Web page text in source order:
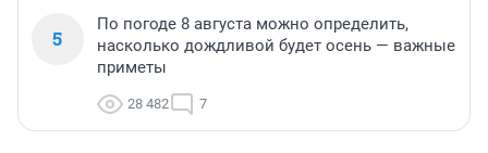
5
По погоде 8 августа можно определить,
насколько дождливой будет осень — важные
приметы
28 482 7